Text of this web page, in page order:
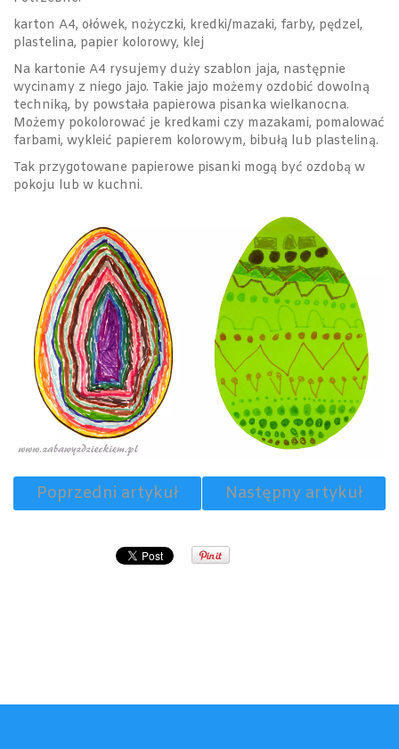
karton A4, ołówek, nożyczki, kredki/mazaki, farby, pędzel,
plastelina, papier kolorowy, klej
Na kartonie A4 rysujemy duży szablon jaja, następnie
wycinamy z niego jajo. Takie jajo możemy ozdobić dowolną
techniką, by powstała papierowa pisanka wielkanocna.
Możemy pokolorować je kredkami czy mazakami, pomalować
farbami, wykleić papierem kolorowym, bibułą lub plasteliną.
Tak przygotowane papierowe pisanki mogą być ozdobą w
pokoju lub w kuchni.
Poprzedni artykuł Następny artykuł